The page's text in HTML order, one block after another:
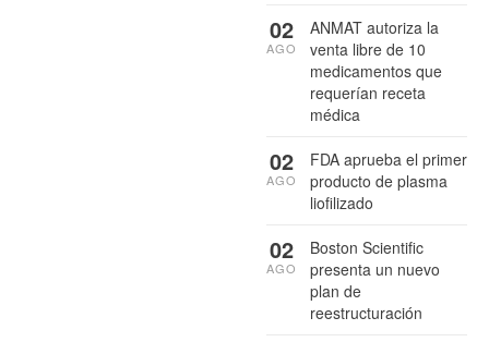
ANMAT autoriza la
venta libre de 10
medicamentos que
requerían receta
médica
02
AGO
FDA aprueba el primer
producto de plasma
liofilizado
02
AGO
Boston Scientific
presenta un nuevo
plan de
reestructuración
02
AGO